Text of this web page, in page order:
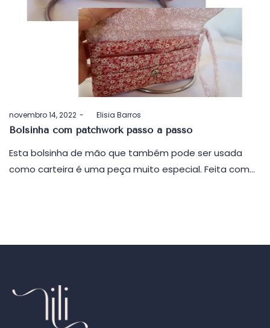
Postado
em
novembro 14, 2022 byElisia Barros
Bolsinha com patchwork passo a passo
Esta bolsinha de mão que também pode ser usada
como carteira é uma peça muito especial. Feita com…